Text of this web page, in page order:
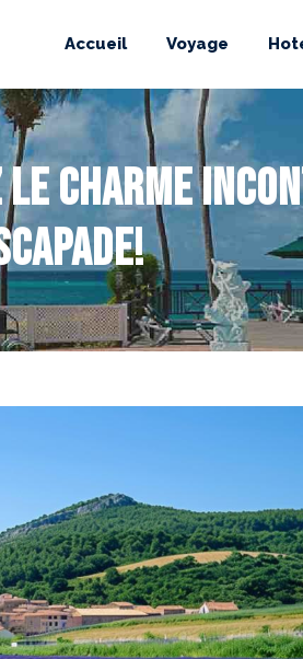
Accueil Voyage
le charme